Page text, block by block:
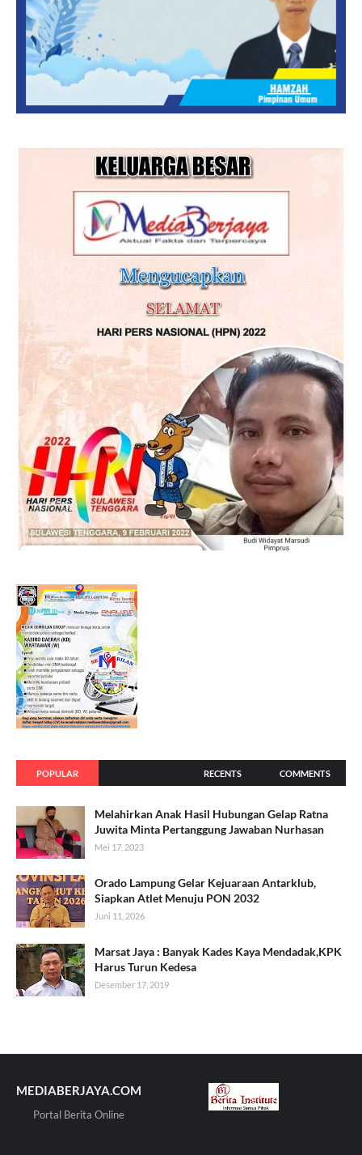
POPULAR RECENTS COMMENTS
Melahirkan Anak Hasil Hubungan Gelap Ratna
Juwita Minta Pertanggung Jawaban Nurhasan
Mei 17, 2023
Orado Lampung Gelar Kejuaraan Antarklub,
Siapkan Atlet Menuju PON 2032
Juni 11, 2026
Marsat Jaya : Banyak Kades Kaya Mendadak,KPK
Harus Turun Kedesa
Desember 17, 2019
MEDIABERJAYA.COM
Portal Berita Online